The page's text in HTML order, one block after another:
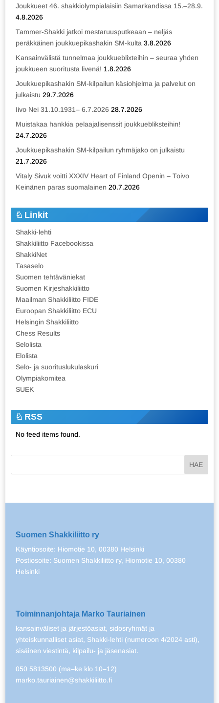
Joukkueet 46. shakkiolympialaisiin Samarkandissa 15.–28.9.
4.8.2026
Tammer-Shakki jatkoi mestaruusputkeaan – neljäs
peräkkäinen joukkuepikashakin SM-kulta 3.8.2026
Kansainvälistä tunnelmaa joukkueblixteihin – seuraa yhden
joukkueen suoritusta livenä! 1.8.2026
Joukkuepikashakin SM-kilpailun käsiohjelma ja palvelut on
julkaistu 29.7.2026
Iivo Nei 31.10.1931– 6.7.2026 28.7.2026
Muistakaa hankkia pelaajalisenssit joukkuebliksteihin!
24.7.2026
Joukkuepikashakin SM-kilpailun ryhmäjako on julkaistu
21.7.2026
Vitaly Sivuk voitti XXXIV Heart of Finland Openin – Toivo
Keinänen paras suomalainen 20.7.2026
Linkit
Shakki-lehti
Shakkiliitto Facebookissa
ShakkiNet
Tasaselo
Suomen tehtäväniekat
Suomen Kirjeshakkiliitto
Maailman Shakkiliitto FIDE
Euroopan Shakkiliitto ECU
Helsingin Shakkiliitto
Chess Results
Selolista
Elolista
Selo- ja suorituslukulaskuri
Olympiakomitea
SUEK
RSS
No feed items found.
Suomen Shakkiliitto ry
Käyntiosoite: Hiomotie 10, 00380 Helsinki
Postiosoite: Suomen Shakkiliitto ry, Hiomotie 10, 00380
Helsinki
Toiminnanjohtaja Marko Tauriainen
kansainväliset ja järjestöasiat, sidosryhmät ja
yhteiskunnalliset asiat, Shakki-lehti (numeroon 4/2024 asti),
sisäinen viestintä, kilpailu- ja jäsenasiat.
050 5813500 (ma–ke klo 10–12)
marko.tauriainen@shakkiliitto.fi